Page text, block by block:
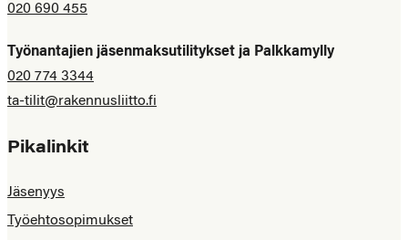
020 690 455
Työnantajien jäsenmaksutilitykset ja Palkkamylly
020 774 3344
ta-tilit@rakennusliitto.fi
Pikalinkit
Jäsenyys
Työehtosopimukset